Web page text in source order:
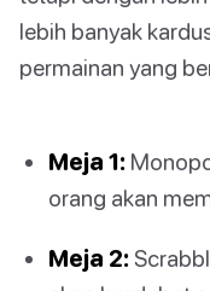
lebih banyak
permainan yang
Meja 1:
orang akan
Meja 2: